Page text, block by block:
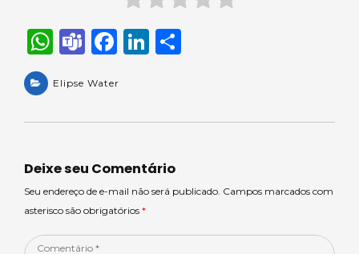
W
a
ts
p
p
T
a
m
F
c
e
o
o
k
Li
e
n
e
Elipse Water
Deixe seu Comentário
Seu endereço de e-mail não será publicado. Campos marcados com
asterisco são obrigatórios *
Comentário